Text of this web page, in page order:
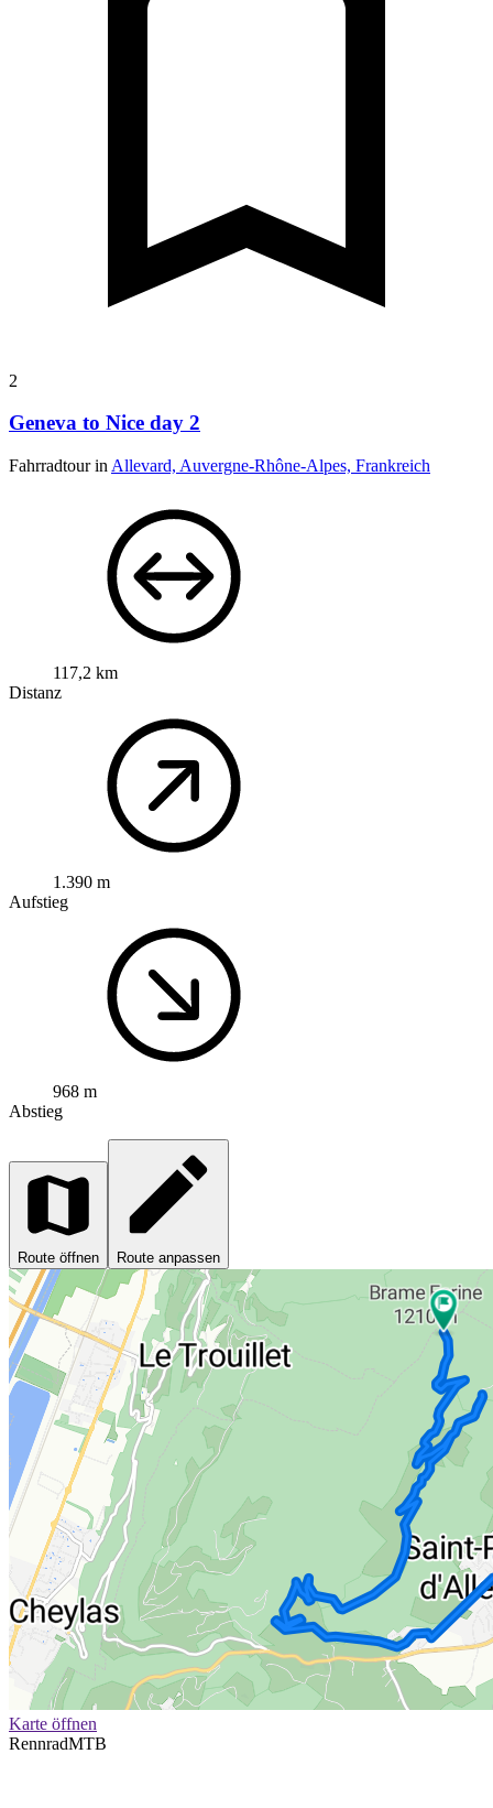
2
Geneva to Nice day 2
Fahrradtour in Allevard, Auvergne-Rhône-Alpes, Frankreich
117,2 km
Distanz
1.390 m
Aufstieg
968 m
Abstieg
Route öffnen Route anpassen
Karte öffnen
RennradMTB